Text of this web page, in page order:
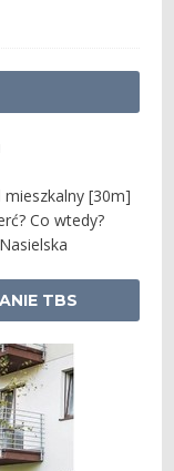
mieszkalny [30m]
Co wtedy?
TBS